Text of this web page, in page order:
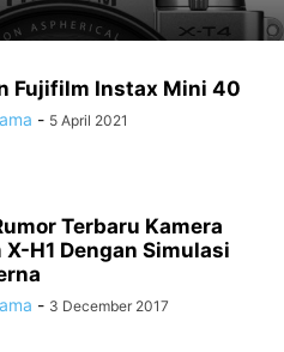
Fujifilm Instax Mini 40
- 5 April 2021
Terbaru Kamera
H1 Dengan Simulasi
- 3 December 2017